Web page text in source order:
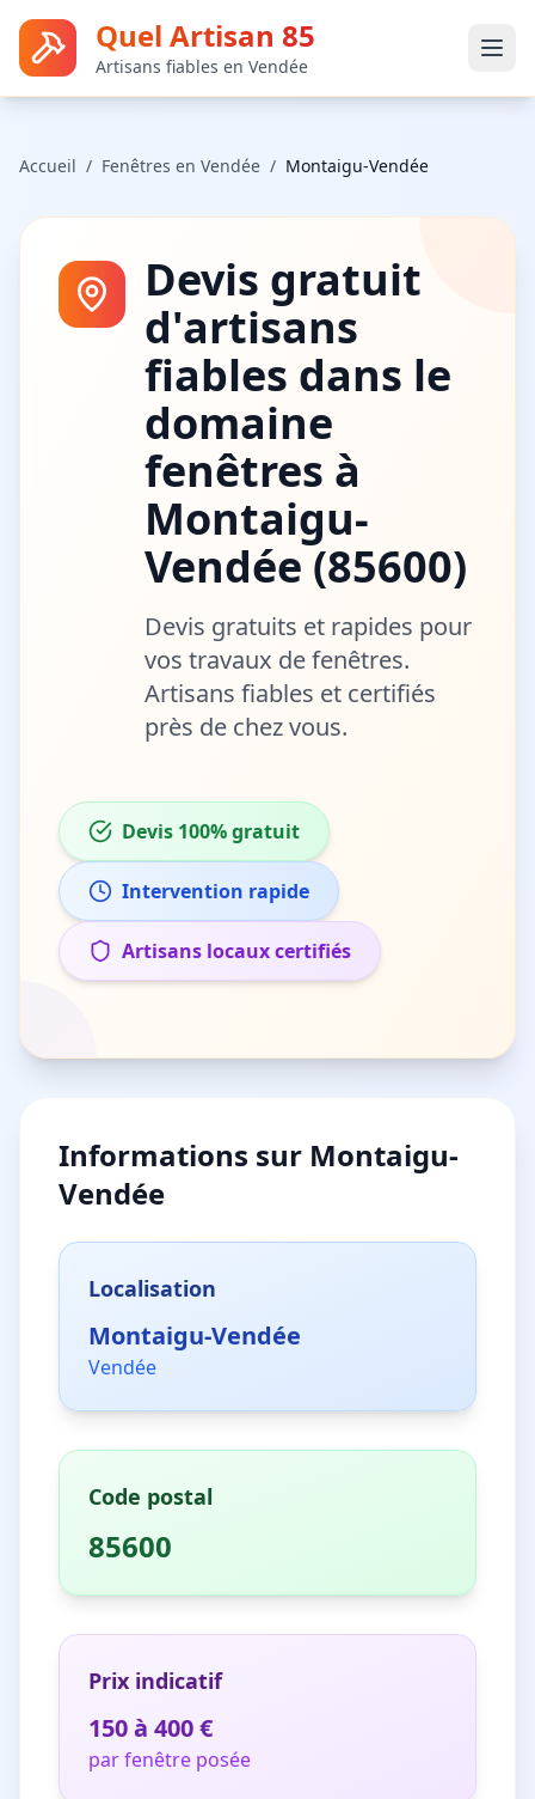
Quel Artisan 85
Artisans fiables en Vendée
Accueil / Fenêtres en Vendée / Montaigu-Vendée
Devis gratuit
d'artisans
fiables dans le
domaine
fenêtres à
Montaigu-
Vendée (85600)
Devis gratuits et rapides pour
vos travaux defenêtres.
Artisans fiables et certifiés
près de chez vous.
Devis 100% gratuit
Intervention rapide
Artisans locaux certifiés
Informations sur Montaigu-
Vendée
Localisation
Montaigu-Vendée
Vendée
Code postal
85600
Prix indicatif
150 à 400 €
par fenêtre posée